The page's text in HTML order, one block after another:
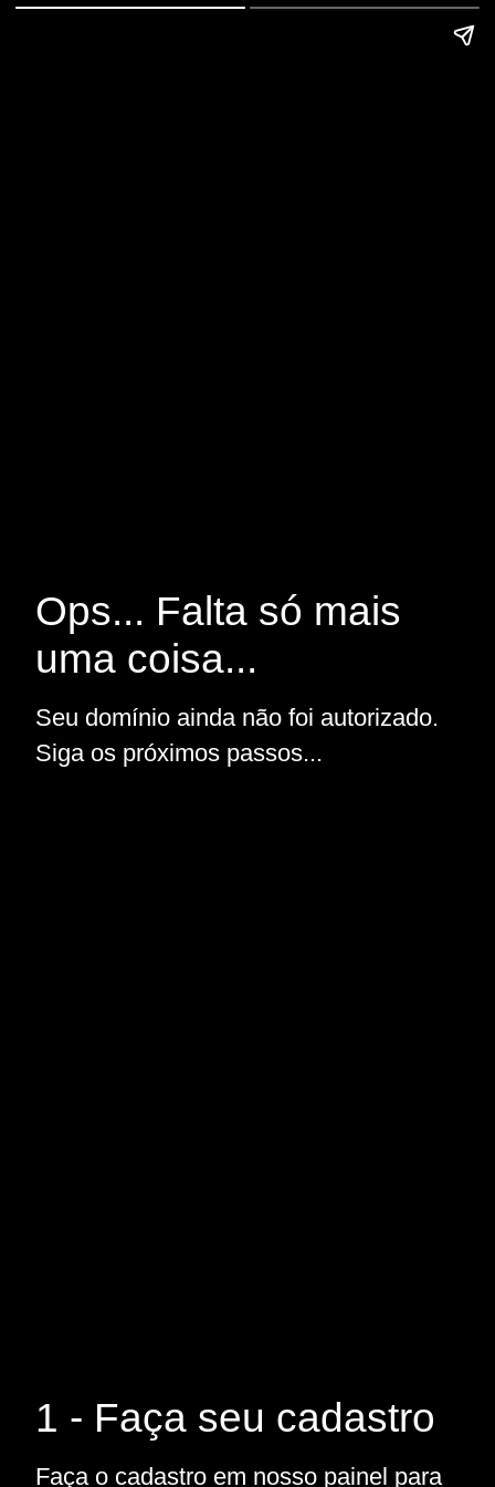
Ops... Falta só mais
uma coisa...
Seu domínio ainda não foi autorizado.
Siga os próximos passos...
1 - Faça seu cadastro
Faça o cadastro em nosso painel para